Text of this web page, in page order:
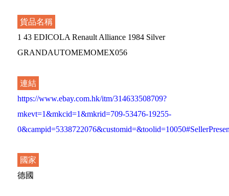
貨品名稱
1 43 EDICOLA Renault Alliance 1984 Silver
GRANDAUTOMEMOMEX056
連結
https://www.ebay.com.hk/itm/314633508709?
mkevt=1&mkcid=1&mkrid=709-53476-19255-
國家
德國